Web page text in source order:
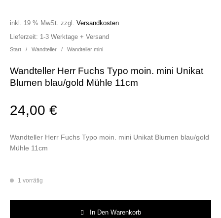
Poster&Notizbücher
für den Kopf
Start / Wandteller / Wandteller mini
Wandteller Herr Fuchs Typo moin. mini Unikat
Blumen blau/gold Mühle 11cm
24,00€
inkl. 19 % MwSt. zzgl.Versandkosten
Wandteller Herr Fuchs Typo moin. mini Unikat Blumen blau/gold
Mühle 11cm
Lieferzeit: 1-3 Werktage + Versand
1 vorrätig
In Den Warenkorb